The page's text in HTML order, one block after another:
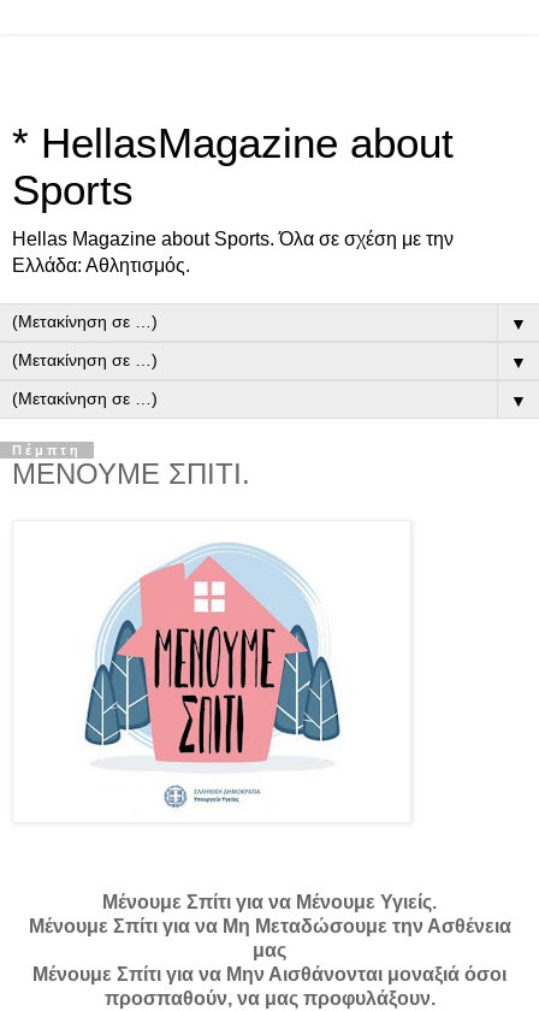
* HellasMagazine about
Sports
Ηellas Μagazine about Sports. Όλα σε σχέση με την
Ελλάδα: Αθλητισμός.
▼
▼
▼
Πέμπτη
ΜΕΝΟΥΜΕ ΣΠΙΤΙ.
Μένουμε Σπίτι για να Μένουμε Υγιείς.
Μένουμε Σπίτι για να Μη Μεταδώσουμε την Ασθένεια
μας
Μένουμε Σπίτι για να Μην Αισθάνονται μοναξιά όσοι
προσπαθούν, να μας προφυλάξουν.